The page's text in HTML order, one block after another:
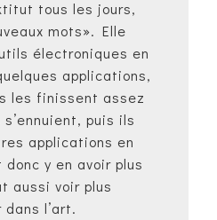
tous les jours,
mots». Elle
électroniques en
applications,
les finissent assez
puis ils
applications en
y en avoir plus
aussi voir plus
l’art.